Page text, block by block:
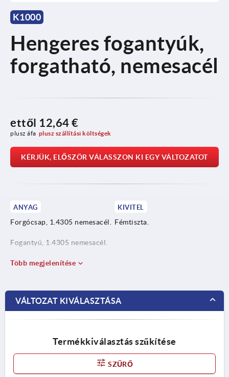
K1000
Hengeres fogantyúk,
forgatható, nemesacél
ettől 12,64 €
plusz áfa plusz szállítási költségek
KÉRJÜK, ELŐSZÖR VÁLASSZON KI EGY VÁLTOZATOT
ANYAG
Forgócsap, 1.4305 nemesacél.
Fogantyú, 1.4305 nemesacél.
Feszítőgyűrű, 1.4310
KIVITEL
Fémtiszta.
Több megjelenítése
VÁLTOZAT KIVÁLASZTÁSA
Termékkiválasztás szűkítése
SZŰRŐ